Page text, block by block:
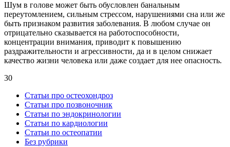
Шум в голове может быть обусловлен банальным
переутомлением, сильным стрессом, нарушениями сна или же
быть признаком развития заболевания. В любом случае он
отрицательно сказывается на работоспособности,
концентрации внимания, приводит к повышению
раздражительности и агрессивности, да и в целом снижает
качество жизни человека или даже создает для нее опасность.
30
Статьи про остеохондроз
Статьи про позвоночник
Статьи по эндокринологии
Статьи по кардиологии
Статьи по остеопатии
Без рубрики